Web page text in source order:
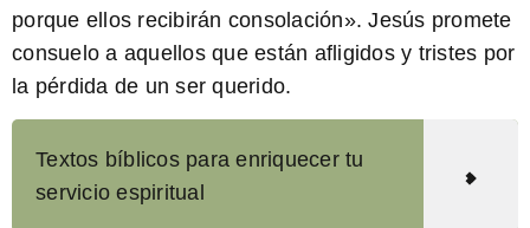
porque ellos recibirán consolación». Jesús promete
consuelo a aquellos que están afligidos y tristes por
la pérdida de un ser querido.
Textos bíblicos para enriquecer tu
servicio espiritual